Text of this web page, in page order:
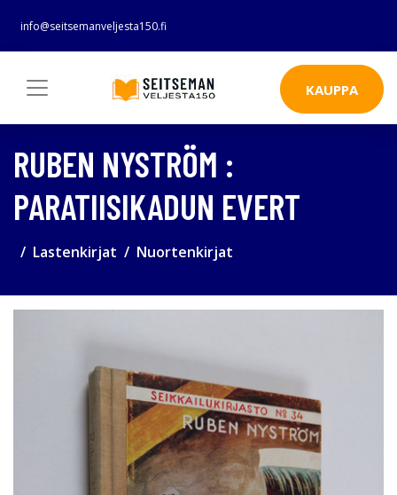
info@seitsemanveljesta150.fi
KAUPPA
RUBEN NYSTRÖM :
PARATIISIKADUN EVERT
Lastenkirjat Nuortenkirjat